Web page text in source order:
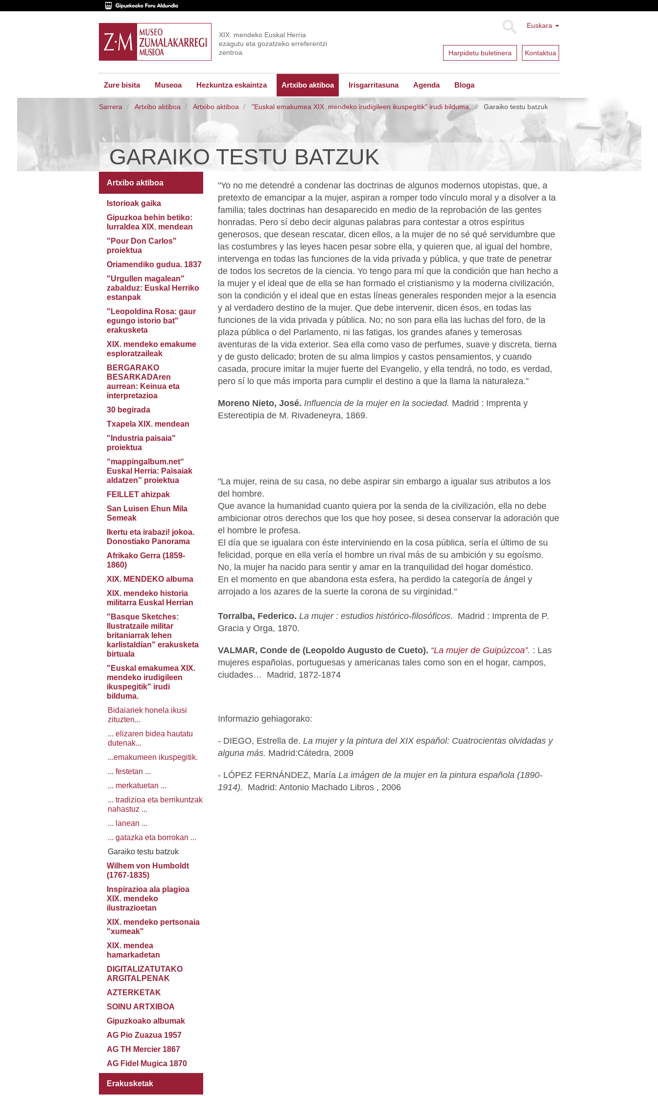
Euskara
Harpidetu buletinera Kontaktua
XIX. mendeko Euskal Herria
ezagutu eta gozatzeko erreferentzi
zentroa
Zure bisita Museoa Hezkuntza eskaintza Artxibo aktiboa Irisgarritasuna Agenda Bloga
Sarrera Artxibo aktiboa Artxibo aktiboa "Euskal emakumea XIX. mendeko irudigileen ikuspegitik" irudi bilduma. Garaiko testu batzuk
GARAIKO TESTU BATZUK
"Yo no me detendré a condenar las doctrinas de algunos modernos utopistas, que, a
pretexto de emancipar a la mujer, aspiran a romper todo vínculo moral y a disolver a la
familia; tales doctrinas han desaparecido en medio de la reprobación de las gentes
honradas. Pero sí debo decir algunas palabras para contestar a otros espíritus
generosos, que desean rescatar, dicen ellos, a la mujer de no sé qué servidumbre que
las costumbres y las leyes hacen pesar sobre ella, y quieren que, al igual del hombre,
intervenga en todas las funciones de la vida privada y pública, y que trate de penetrar
de todos los secretos de la ciencia. Yo tengo para mí que la condición que han hecho a
la mujer y el ideal que de ella se han formado el cristianismo y la moderna civilización,
son la condición y el ideal que en estas líneas generales responden mejor a la esencia
y al verdadero destino de la mujer. Que debe intervenir, dicen ésos, en todas las
funciones de la vida privada y pública. No; no son para ella las luchas del foro, de la
plaza pública o del Parlamento, ni las fatigas, los grandes afanes y temerosas
aventuras de la vida exterior. Sea ella como vaso de perfumes, suave y discreta, tierna
y de gusto delicado; broten de su alma limpios y castos pensamientos, y cuando
casada, procure imitar la mujer fuerte del Evangelio, y ella tendrá, no todo, es verdad,
pero sí lo que más importa para cumplir el destino a que la llama la naturaleza.”
Moreno Nieto, José. Influencia de la mujer en la sociedad. Madrid : Imprenta y
Estereotipia de M. Rivadeneyra, 1869.
"La mujer, reina de su casa, no debe aspirar sin embargo a igualar sus atributos a los
del hombre.
Que avance la humanidad cuanto quiera por la senda de la civilización, ella no debe
ambicionar otros derechos que los que hoy posee, si desea conservar la adoración que
el hombre le profesa.
El día que se igualara con éste interviniendo en la cosa pública, sería el último de su
felicidad, porque en ella vería el hombre un rival más de su ambición y su egoísmo.
No, la mujer ha nacido para sentir y amar en la tranquilidad del hogar doméstico.
En el momento en que abandona esta esfera, ha perdido la categoría de ángel y
arrojado a los azares de la suerte la corona de su virginidad."
Torralba, Federico. La mujer : estudios histórico-filosóficos. Madrid : Imprenta de P.
Gracia y Orga, 1870.
VALMAR, Conde de (Leopoldo Augusto de Cueto). “La mujer de Guipúzcoa”. : Las
mujeres españolas, portuguesas y americanas tales como son en el hogar, campos,
ciudades… Madrid, 1872-1874
Informazio gehiagorako:
- DIEGO, Estrella de. La mujer y la pintura del XIX español: Cuatrocientas olvidadas y
alguna más. Madrid:Cátedra, 2009
- LÓPEZ FERNÁNDEZ, María La imágen de la mujer en la pintura española (1890-
1914). Madrid: Antonio Machado Libros , 2006
Artxibo aktiboa
Istorioak gaika
Gipuzkoa behin betiko:
lurraldea XIX. mendean
"Pour Don Carlos"
proiektua
Oriamendiko gudua. 1837
"Urgullen magalean"
zabalduz: Euskal Herriko
estanpak
"Leopoldina Rosa: gaur
egungo istorio bat"
erakusketa
XIX. mendeko emakume
esploratzaileak
BERGARAKO
BESARKADAren
aurrean: Keinua eta
interpretazioa
30 begirada
Txapela XIX. mendean
"Industria paisaia"
proiektua
“mappingalbum.net“
Euskal Herria: Paisaiak
aldatzen” proiektua
FEILLET ahizpak
San Luisen Ehun Mila
Semeak
Ikertu eta irabazi! jokoa.
Donostiako Panorama
Afrikako Gerra (1859-
1860)
XIX. MENDEKO albuma
XIX. mendeko historia
militarra Euskal Herrian
"Basque Sketches:
Ilustratzaile militar
britaniarrak lehen
karlistaldian" erakusketa
birtuala
"Euskal emakumea XIX.
mendeko irudigileen
ikuspegitik" irudi
bilduma.
Bidaiariek honela ikusi
zituzten...
... elizaren bidea hautatu
dutenak...
...emakumeen ikuspegitik.
... festetan ...
... merkatuetan ...
... tradizioa eta berrikuntzak
nahastuz ...
... lanean ...
... gatazka eta borrokan ...
Garaiko testu batzuk
Wilhem von Humboldt
(1767-1835)
Inspirazioa ala plagioa
XIX. mendeko
ilustrazioetan
XIX. mendeko pertsonaia
"xumeak"
XIX. mendea
hamarkadetan
DIGITALIZATUTAKO
ARGITALPENAK
AZTERKETAK
SOINU ARTXIBOA
Gipuzkoako albumak
AG Pio Zuazua 1957
AG TH Mercier 1867
AG Fidel Mugica 1870
Erakusketak